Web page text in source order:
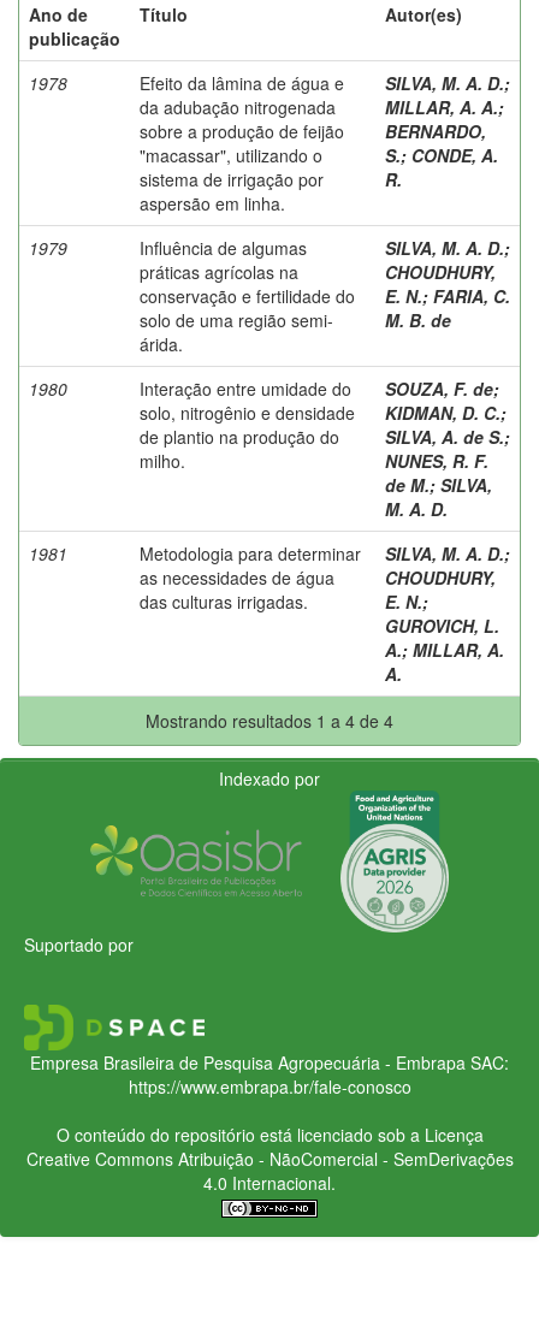
Ano de
publicação
Título Autor(es)
1978
Efeito da lâmina de água e
da adubação nitrogenada
sobre a produção de feijão
"macassar", utilizando o
sistema de irrigação por
aspersão em linha.
SILVA, M. A. D.;
MILLAR, A. A.;
BERNARDO,
S.; CONDE, A.
R.
1979
Influência de algumas
práticas agrícolas na
conservação e fertilidade do
solo de uma região semi-
árida.
SILVA, M. A. D.;
CHOUDHURY,
E. N.; FARIA, C.
M. B. de
1980
Interação entre umidade do
solo, nitrogênio e densidade
de plantio na produção do
milho.
SOUZA, F. de;
KIDMAN, D. C.;
SILVA, A. de S.;
NUNES, R. F.
de M.; SILVA,
M. A. D.
1981
Metodologia para determinar
as necessidades de água
das culturas irrigadas.
SILVA, M. A. D.;
CHOUDHURY,
E. N.;
GUROVICH, L.
A.; MILLAR, A.
A.
Mostrando resultados 1 a 4 de 4
Indexado por
Suportado por
Empresa Brasileira de Pesquisa Agropecuária - Embrapa SAC:
https://www.embrapa.br/fale-conosco
O conteúdo do repositório está licenciado sob a Licença
Creative CommonsAtribuição - NãoComercial - SemDerivações
4.0 Internacional.